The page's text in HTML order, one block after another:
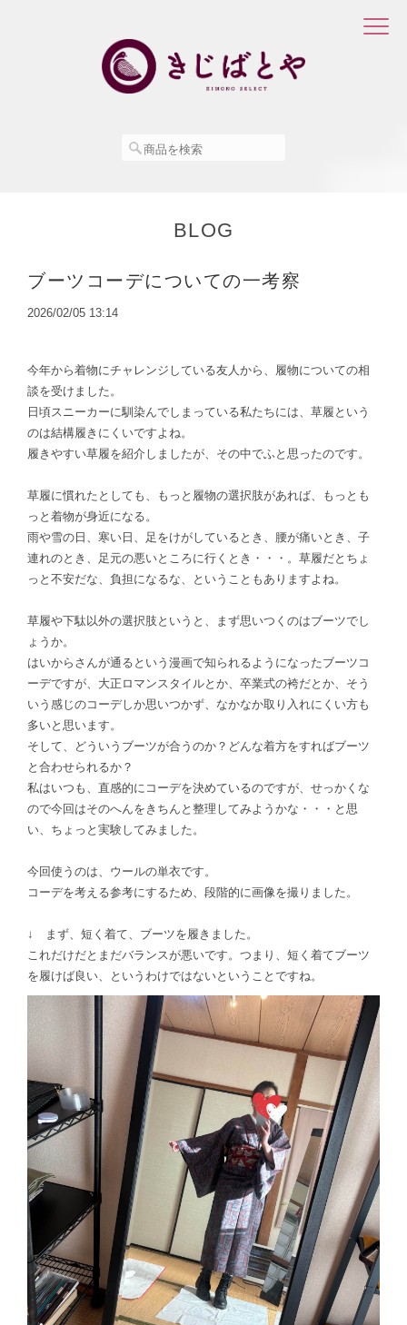
BLOG
ブーツコーデについての一考察
2026/02/05 13:14
今年から着物にチャレンジしている友人から、履物についての相
談を受けました。
日頃スニーカーに馴染んでしまっている私たちには、草履という
のは結構履きにくいですよね。
履きやすい草履を紹介しましたが、その中でふと思ったのです。
草履に慣れたとしても、もっと履物の選択肢があれば、もっとも
っと着物が身近になる。
雨や雪の日、寒い日、足をけがしているとき、腰が痛いとき、子
連れのとき、足元の悪いところに行くとき・・・。草履だとちょ
っと不安だな、負担になるな、ということもありますよね。
草履や下駄以外の選択肢というと、まず思いつくのはブーツでし
ょうか。
はいからさんが通るという漫画で知られるようになったブーツコ
ーデですが、大正ロマンスタイルとか、卒業式の袴だとか、そう
いう感じのコーデしか思いつかず、なかなか取り入れにくい方も
多いと思います。
そして、どういうブーツが合うのか？どんな着方をすればブーツ
と合わせられるか？
私はいつも、直感的にコーデを決めているのですが、せっかくな
ので今回はそのへんをきちんと整理してみようかな・・・と思
い、ちょっと実験してみました。
今回使うのは、ウールの単衣です。
コーデを考える参考にするため、段階的に画像を撮りました。
↓ まず、短く着て、ブーツを履きました。
これだけだとまだバランスが悪いです。つまり、短く着てブーツ
を履けば良い、というわけではないということですね。